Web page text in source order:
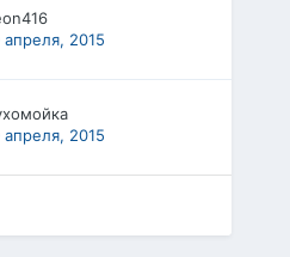
апреля, 2015
апреля, 2015